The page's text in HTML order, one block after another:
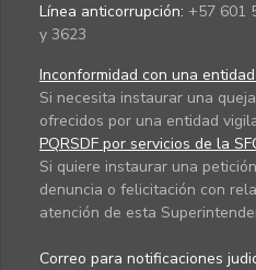
Línea anticorrupción: +57 601
y 3623
Inconformidad con una
Si necesita instaurar una
ofrecidos por una entidad
PQRSDF por servicios de la
Si quiere instaurar una
denuncia o felicitación con
atención de esta
Correo para notificaciones